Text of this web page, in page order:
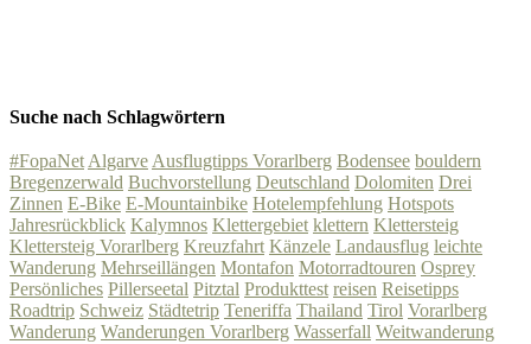
Suche nach Schlagwörtern
#FopaNet Algarve Ausflugtipps Vorarlberg Bodensee bouldern
Bregenzerwald Buchvorstellung Deutschland Dolomiten Drei
Zinnen E-Bike E-Mountainbike Hotelempfehlung Hotspots
Jahresrückblick Kalymnos Klettergebiet klettern Klettersteig
Klettersteig Vorarlberg Kreuzfahrt Känzele Landausflug leichte
Wanderung Mehrseillängen Montafon Motorradtouren Osprey
Persönliches Pillerseetal Pitztal Produkttest reisen Reisetipps
Roadtrip Schweiz Städtetrip Teneriffa Thailand Tirol Vorarlberg
Wanderung Wanderungen Vorarlberg Wasserfall Weitwanderung